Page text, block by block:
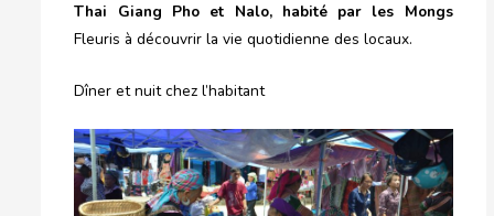
Thai Giang Pho et Nalo, habité par les Mongs
Fleuris à découvrir la vie quotidienne des locaux.
Dîner et nuit chez l’habitant